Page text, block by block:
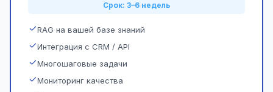
Срок: 3–6 недель
RAG на вашей базе знаний
Интеграция с CRM / API
Многошаговые задачи
Мониторинг качества